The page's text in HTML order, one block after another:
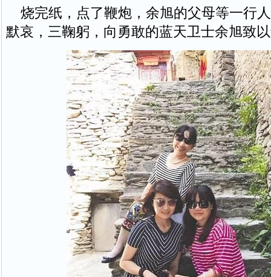
烧完纸，点了鞭炮，余旭的父母等一行
默哀，三鞠躬，向勇敢的蓝天卫士余旭致